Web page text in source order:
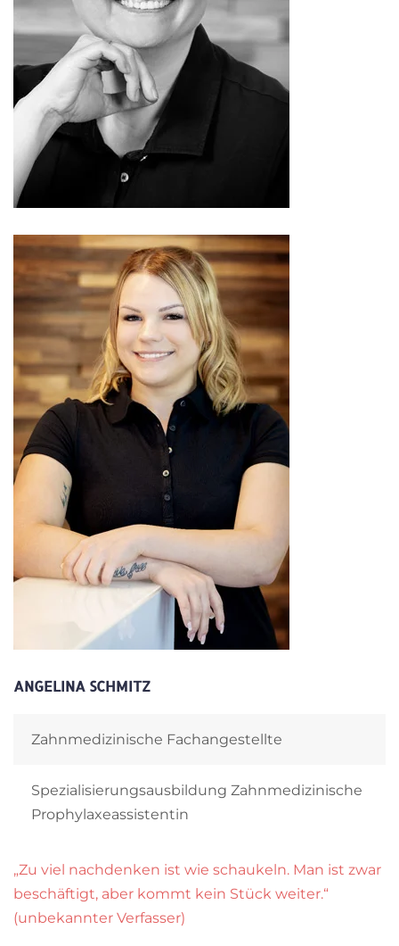
ANGELINA SCHMITZ
Zahnmedizinische Fachangestellte
Spezialisierungsausbildung Zahnmedizinische
Prophylaxeassistentin
„Zu viel nachdenken ist wie schaukeln. Man ist zwar
beschäftigt, aber kommt kein Stück weiter.“
(unbekannter Verfasser)